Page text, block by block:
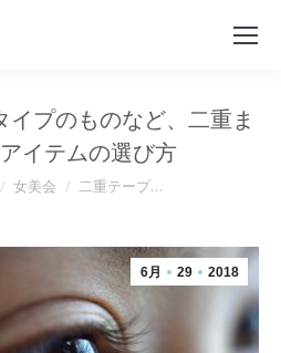
プのものなど、二重ま
イテムの選び方
女美会 二重テープ…
6月 29 2018